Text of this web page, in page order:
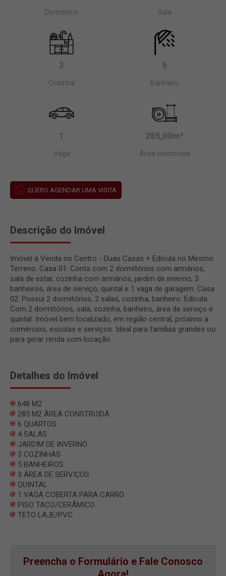
Dormitório Sala
3
Cozinha
5
Banheiro
1
Vaga
285,00m²
Área construída
QUERO AGENDAR UMA VISITA
Descrição do Imóvel
Imóvel à Venda no Centro - Duas Casas + Edícula no Mesmo
Terreno. Casa 01: Conta com 2 dormitórios com armários,
sala de estar, cozinha com armários, jardim de inverno, 3
banheiros, área de serviço, quintal e 1 vaga de garagem. Casa
02: Possui 2 dormitórios, 2 salas, cozinha, banheiro. Edícula:
Com 2 dormitórios, sala, cozinha, banheiro, área de serviço e
quintal. Imóvel bem localizado, em região central, próximo a
comércios, escolas e serviços. Ideal para famílias grandes ou
para gerar renda com locação.
Detalhes do Imóvel
648 M2
285 M2 ÀREA CONSTRUIDA
6 QUARTOS
4 SALAS
JARDIM DE INVERNO
3 COZINHAS
5 BANHEIROS
3 ÁREA DE SERVIÇOS
QUINTAL
1 VAGA COBERTA PARA CARRO
PISO TACO/CERÂMICO
TETO LAJE/PVC
Preencha o Formulário e Fale Conosco